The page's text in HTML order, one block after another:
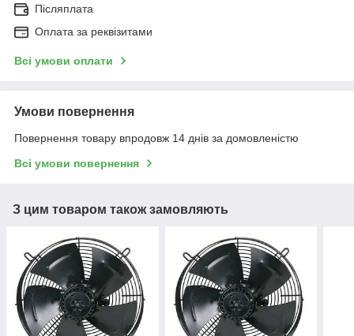
Післяплата
Оплата за реквізитами
Всі умови оплати
Умови повернення
Повернення товару впродовж 14 днів за домовленістю
Всі умови повернення
З цим товаром також замовляють